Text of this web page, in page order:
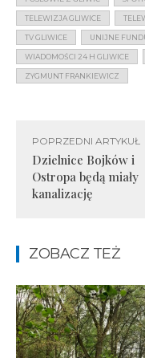
TELEWIZJA GLIWICE
TV GLIWICE UNIJNE
WIADOMOŚCI 24 H GLIWICE
ZYGMUNT FRANKIEWICZ
POPRZEDNI ARTYKUŁ
Dzielnice Bojków i
Ostropa będą miały
kanalizację
ZOBACZ TEŻ